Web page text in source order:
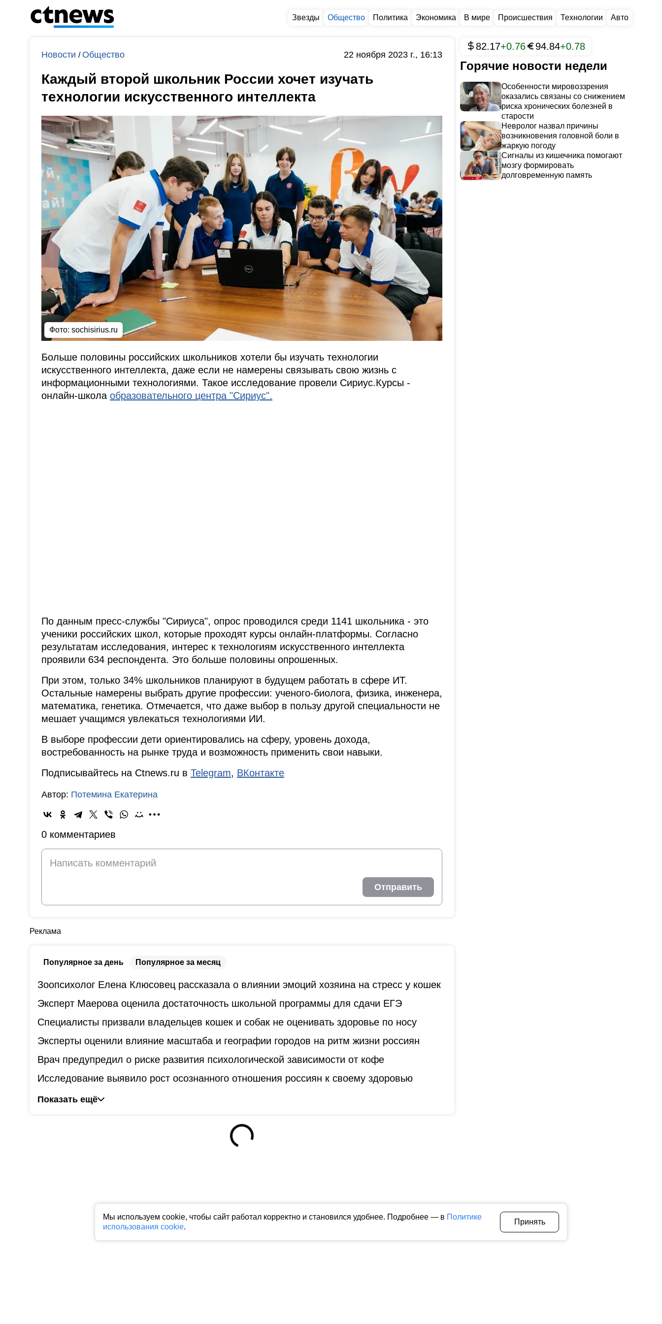
Мы используем cookie, чтобы сайт работал корректно и становился удобнее. Подробнее — в Политике
использования cookie.
Принять
Звезды Общество Политика Экономика В мире Происшествия Технологии Авто
Новости /Общество 22 ноября 2023 г., 16:13
Каждый второй школьник России хочет изучать
технологии искусственного интеллекта
Фото: sochisirius.ru
Больше половины российских школьников хотели бы изучать технологии
искусственного интеллекта, даже если не намерены связывать свою жизнь с
информационными технологиями. Такое исследование провели Сириус.Курсы -
онлайн-школа образовательного центра "Сириус".
По данным пресс-службы "Сириуса", опрос проводился среди 1141 школьника - это
ученики российских школ, которые проходят курсы онлайн-платформы. Согласно
результатам исследования, интерес к технологиям искусственного интеллекта
проявили 634 респондента. Это больше половины опрошенных.
При этом, только 34% школьников планируют в будущем работать в сфере ИТ.
Остальные намерены выбрать другие профессии: ученого-биолога, физика, инженера,
математика, генетика. Отмечается, что даже выбор в пользу другой специальности не
мешает учащимся увлекаться технологиями ИИ.
В выборе профессии дети ориентировались на сферу, уровень дохода,
востребованность на рынке труда и возможность применить свои навыки.
Подписывайтесь на Ctnews.ru в Telegram, ВКонтакте
Автор: Потемина Екатерина
0 комментариев
Отправить
Реклама
Популярное за день Популярное за месяц
Зоопсихолог Елена Клюсовец рассказала о влиянии эмоций хозяина на стресс у кошек
Эксперт Маерова оценила достаточность школьной программы для сдачи ЕГЭ
Специалисты призвали владельцев кошек и собак не оценивать здоровье по носу
Эксперты оценили влияние масштаба и географии городов на ритм жизни россиян
Врач предупредил о риске развития психологической зависимости от кофе
Исследование выявило рост осознанного отношения россиян к своему здоровью
Показать ещё
82.17+0.76 94.84+0.78
Горячие новости недели
Особенности мировоззрения
оказались связаны со снижением
риска хронических болезней в
старости
Невролог назвал причины
возникновения головной боли в
жаркую погоду
Сигналы из кишечника помогают
мозгу формировать
долговременную память